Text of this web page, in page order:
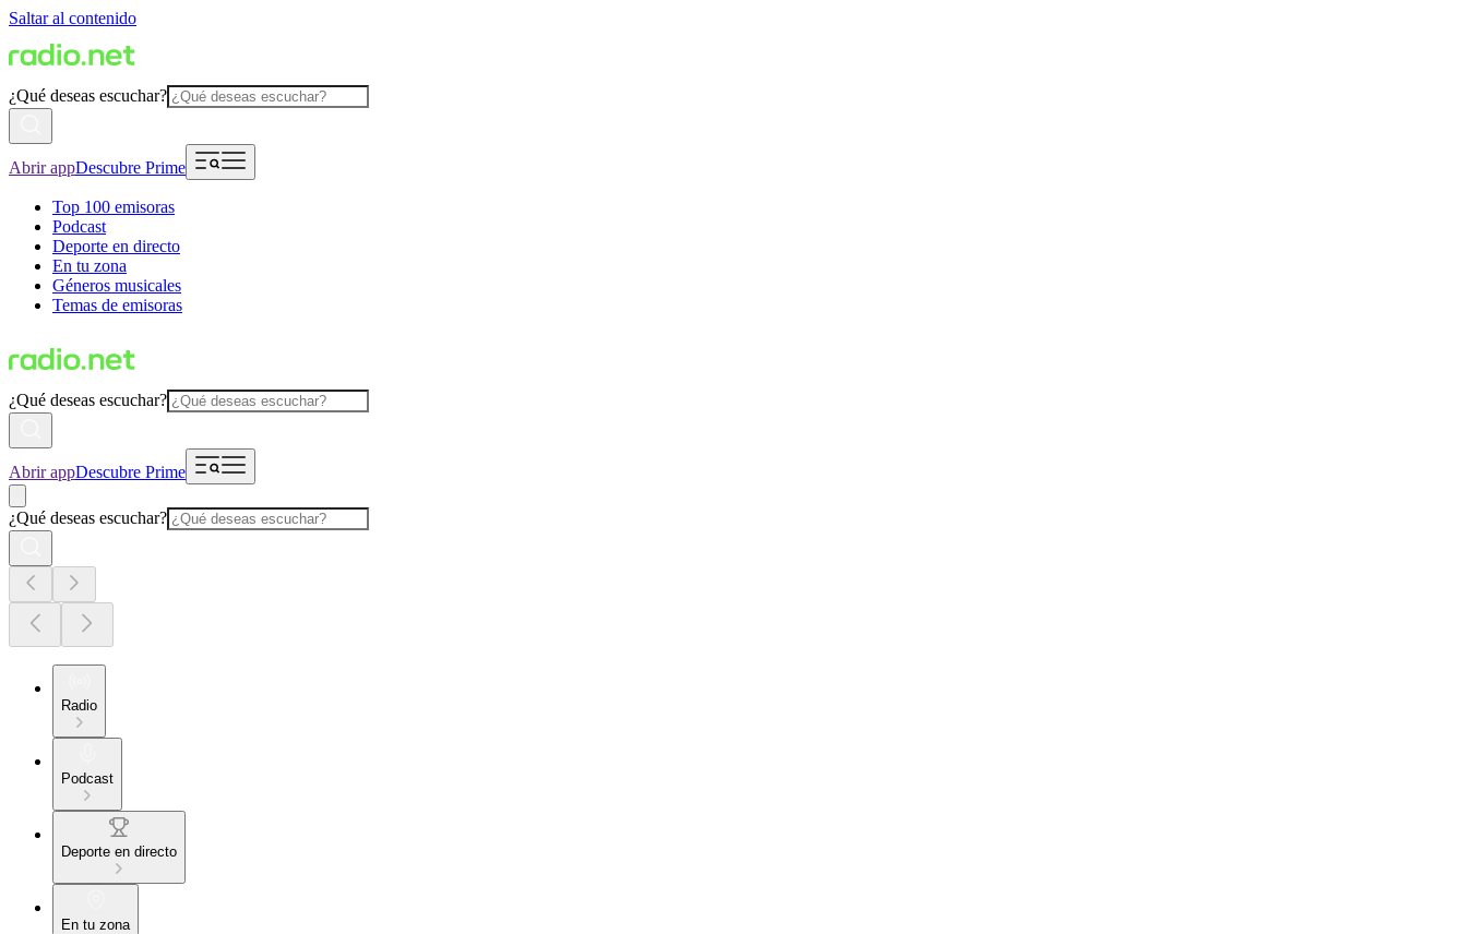
Saltar al contenido
¿Qué deseas escuchar?
Abrir appDescubre Prime
Top 100 emisoras
Podcast
Deporte en directo
En tu zona
Géneros musicales
Temas de emisoras
¿Qué deseas escuchar?
Abrir appDescubre Prime
¿Qué deseas escuchar?
Radio
Podcast
Deporte en directo
En tu zona